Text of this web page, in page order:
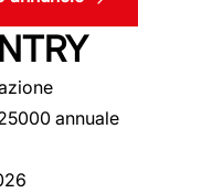
annuale